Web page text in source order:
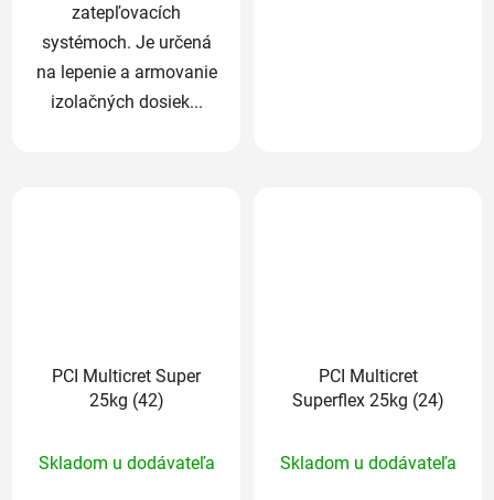
zatepľovacích
systémoch. Je určená
na lepenie a armovanie
izolačných dosiek...
PCI Multicret Super
25kg (42)
hodnotenie
Skladom u dodávateľa
PCI Multicret
Superflex 25kg (24)
hodnotenie
Skladom u dodávateľa